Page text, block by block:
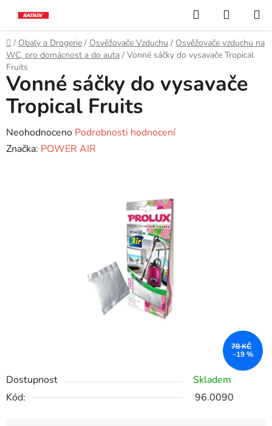
obsah
Hledat
KOŠÍK
Domů
/ Obaly a Drogerie / Osvěžovače Vzduchu / Osvěžovače vzduchu na
WC, pro domácnost a do auta / Vonné sáčky do vysavače Tropical
Fruits
Dostupnost
Skladem
Kód:
96.0090
Vonné sáčky do vysavače
Tropical Fruits
Průměrné
hodnocení
Neohodnoceno Podrobnosti hodnocení
Značka: POWER AIR
78 KČ
–19 %